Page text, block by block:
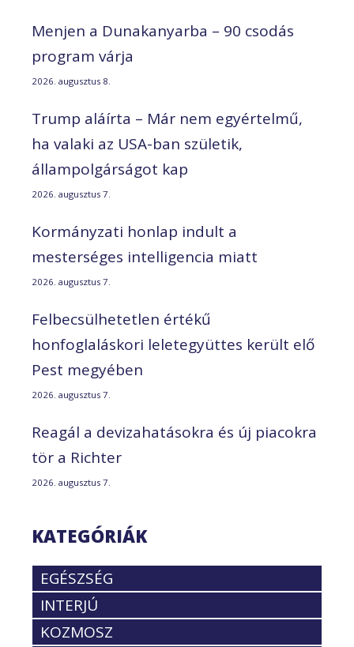
Menjen a Dunakanyarba – 90 csodás
program várja
2026. augusztus 8.
Trump aláírta – Már nem egyértelmű,
ha valaki az USA-ban születik,
állampolgárságot kap
2026. augusztus 7.
Kormányzati honlap indult a
mesterséges intelligencia miatt
2026. augusztus 7.
Felbecsülhetetlen értékű
honfoglaláskori leletegyüttes került elő
Pest megyében
2026. augusztus 7.
Reagál a devizahatásokra és új piacokra
tör a Richter
2026. augusztus 7.
KATEGÓRIÁK
EGÉSZSÉG
INTERJÚ
KOZMOSZ